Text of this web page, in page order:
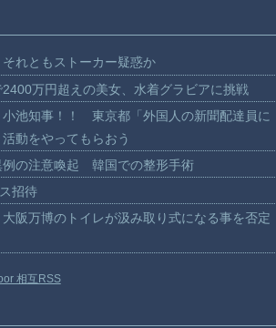
れともストーカー疑惑か
2400万円超えの美女、水着グラビアに挑戦
池知事！！ 東京都「外国人の新聞配達員に
動をやってもらおう
例の注意喚起 韓国での整形手術
招待
阪万博のトイレが汲み取り式になる事を否定
相互RSS